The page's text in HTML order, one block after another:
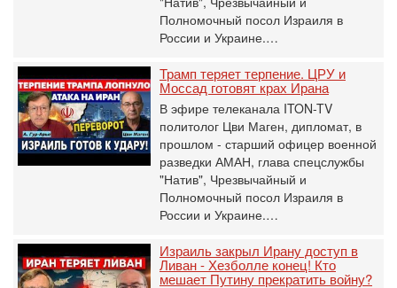
Полномочный посол Израиля в
России и Украине.…
Трамп теряет терпение. ЦРУ и
Моссад готовят крах Ирана
В эфире телеканала ITON-TV
политолог Цви Маген, дипломат, в
прошлом - старший офицер военной
разведки АМАН, глава спецслужбы
"Натив", ‎Чрезвычайный и
Полномочный посол Израиля в
России и Украине.…
Израиль закрыл Ирану доступ в
Ливан - Хезболле конец! Кто
мешает Путину прекратить войну?